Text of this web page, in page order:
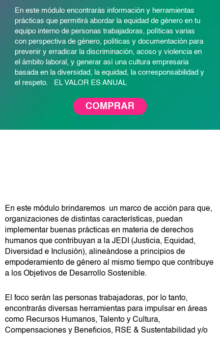
En este módulo encontrarás información y herramientas
prácticas que permitirá abordar la equidad de género en tu
equipo interno de personas trabajadoras, políticas varias
con perspectiva de género, políticas y documentación para
prevenir y erradicar la discriminación, acoso y violencia en
el ámbito laboral, y generar así una cultura empresaria
basada en la diversidad, la equidad, la corresponsabilidad y
el respeto. EL VALOR ES ANUAL
COMPRAR
En este módulo brindaremos un marco de acción para que,
organizaciones de distintas características, puedan
implementar buenas prácticas en materia de derechos
humanos que contribuyan a la JEDI (Justicia, Equidad,
Diversidad e Inclusión), alineándose a principios de
empoderamiento de género al mismo tiempo que contribuye
a los Objetivos de Desarrollo Sostenible.
El foco serán las personas trabajadoras, por lo tanto,
encontrarás diversas herramientas para impulsar en áreas
como Recursos Humanos, Talento y Cultura,
Compensaciones y Beneficios, RSE & Sustentabilidad y/o